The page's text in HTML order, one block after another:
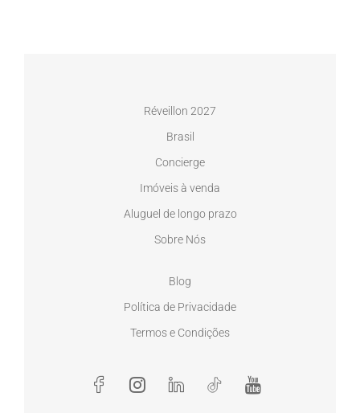
Réveillon 2027
Brasil
Concierge
Imóveis à venda
Aluguel de longo prazo
Sobre Nós
Blog
Política de Privacidade
Termos e Condições